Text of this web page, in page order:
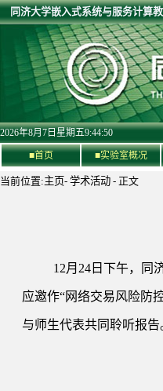
同济大学嵌入式系统与服务计算
2026年8月7日星期五9:44:51
■首页 ■实验室概况
当前位置:主页- 学术活动 - 正文
12月24日下午，同
应邀作“网络交易风险防
与师生代表共同聆听报告